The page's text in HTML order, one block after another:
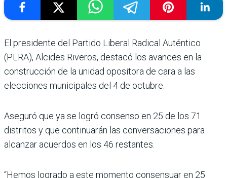
El presidente del Partido Liberal Radical Auténtico
(PLRA), Alcides Riveros, destacó los avances en la
construcción de la unidad opositora de cara a las
elecciones municipales del 4 de octubre.
Aseguró que ya se logró consenso en 25 de los 71
distritos y que continuarán las conversaciones para
alcanzar acuerdos en los 46 restantes.
“Hemos logrado a este momento consensuar en 25